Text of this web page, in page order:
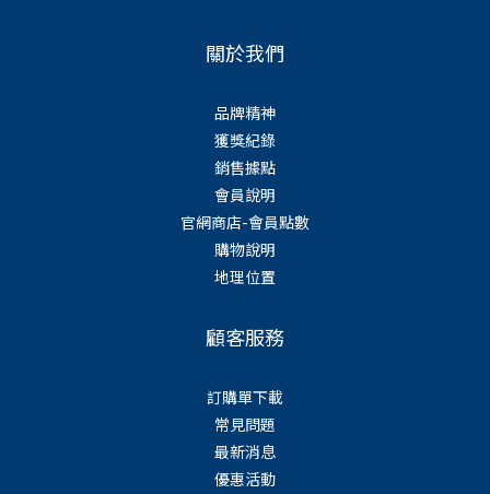
關於我們
品牌精神
獲獎紀錄
銷售據點
會員說明
官網商店-會員點數
購物說明
地理位置
顧客服務
訂購單下載
常見問題
最新消息
優惠活動